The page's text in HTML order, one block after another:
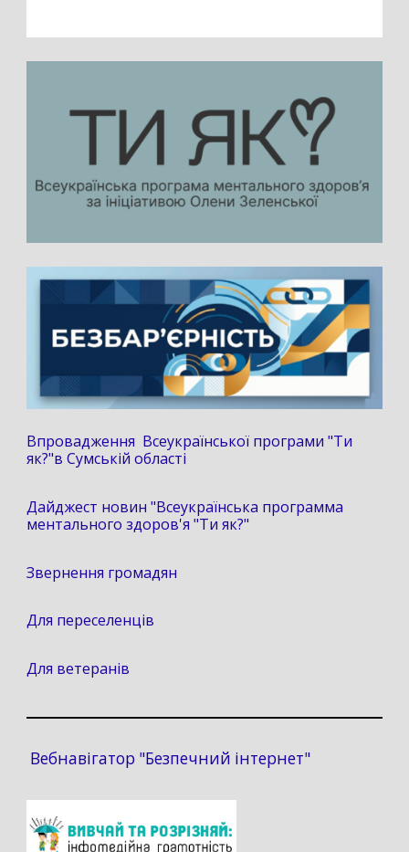
Впровадження Всеукраїнської програми "Ти
як?"в Сумській області
Дайджест новин "Всеукраїнська программа
ментального здоров'я "Ти як?"
Звернення громадян
Для переселенців
Для ветеранів
Вебнавігатор "Безпечний інтернет"